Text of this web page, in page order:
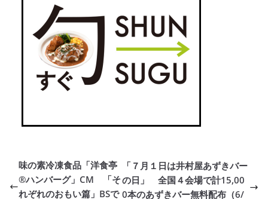
味の素冷凍食品「洋食亭
®ハンバーグ」CM 「そ
れぞれのおもい篇」BSで
「７月１日は井村屋あずきバー
の日」 全国４会場で計15,00
0本のあずきバー無料配布（6/